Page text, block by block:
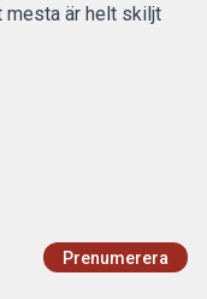
är helt skiljt
Prenumerera